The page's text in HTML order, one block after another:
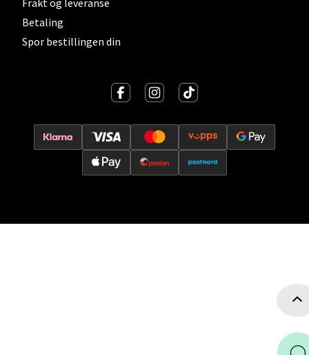
Betaling
Spor bestillingen din
0 i butikk
Oslo - Thon Senter Storo
Vitaminveien 7 - 9, 0485 Oslo
Åpent i dag 10-21